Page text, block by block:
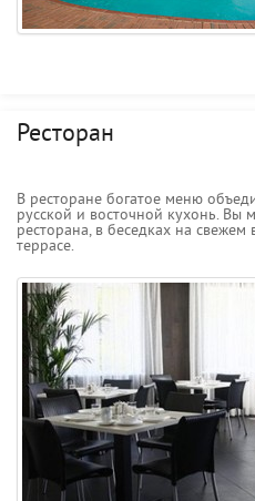
Ресторан
В ресторане богатое меню
русской и восточной кухонь. Вы
ресторана, в беседках на
террасе.